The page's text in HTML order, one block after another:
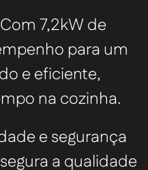
Com 7,2kW de
para um
e eficiente,
na cozinha.
e segurança
a qualidade